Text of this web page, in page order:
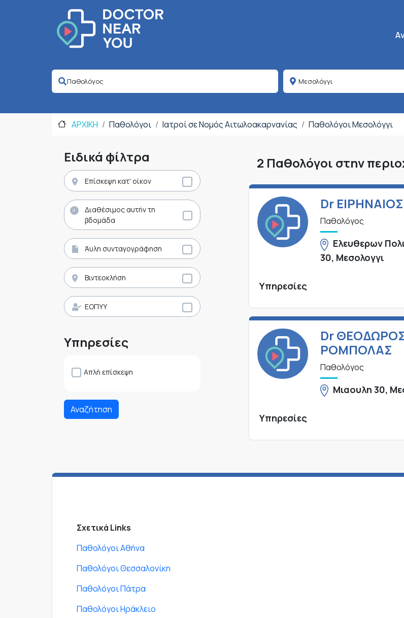
ΑΡΧΙΚΗ Παθολόγοι Ιατροί σε Νομός Αιτωλοακαρνανίας Παθολόγοι Μεσολόγγι
Ειδικά φίλτρα
Επίσκεψη κατ' οίκον
Διαθέσιμος αυτήν τη
βδομάδα
Άυλη συνταγογράφηση
Βιντεοκλήση
ΕΟΠΥΥ
Υπηρεσίες
Απλή επίσκεψη
Αναζήτηση
2 Παθολόγοι στην
Dr
Παθολόγος
Ελευθερων
30, Μεσολογγι
Υπηρεσίες
Dr
ΡΟΜΠΟΛΑΣ
Παθολόγος
Μιαουλη 30,
Υπηρεσίες
Σχετικά Links
Παθολόγοι Αθήνα
Παθολόγοι Θεσσαλονίκη
Παθολόγοι Πάτρα
Παθολόγοι Ηράκλειο